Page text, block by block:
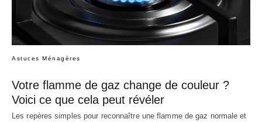
Astuces Ménagères
Votre flamme de gaz change de couleur ?
Voici ce que cela peut révéler
Les repères simples pour reconnaître une flamme de gaz normale et